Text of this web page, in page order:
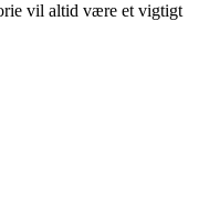
vil altid være et vigtigt